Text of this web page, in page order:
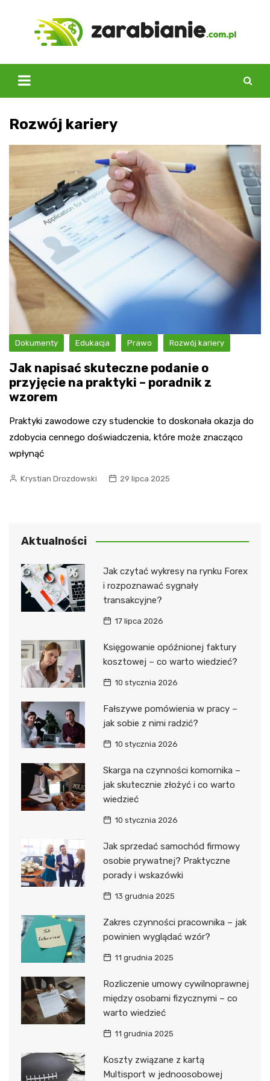
Rozwój kariery
Dokumenty Edukacja Prawo Rozwój kariery
Jak napisać skuteczne podanie o
przyjęcie na praktyki – poradnik z
wzorem
Praktyki zawodowe czy studenckie to doskonała okazja do
zdobycia cennego doświadczenia, które może znacząco
wpłynąć
Krystian Drozdowski 29 lipca 2025
Aktualności
Jak czytać wykresy na rynku Forex
i rozpoznawać sygnały
transakcyjne?
17 lipca 2026
Księgowanie opóźnionej faktury
kosztowej – co warto wiedzieć?
10 stycznia 2026
Fałszywe pomówienia w pracy –
jak sobie z nimi radzić?
10 stycznia 2026
Skarga na czynności komornika –
jak skutecznie złożyć i co warto
wiedzieć
10 stycznia 2026
Jak sprzedać samochód firmowy
osobie prywatnej? Praktyczne
porady i wskazówki
13 grudnia 2025
Zakres czynności pracownika – jak
powinien wyglądać wzór?
11 grudnia 2025
Rozliczenie umowy cywilnoprawnej
między osobami fizycznymi – co
warto wiedzieć
11 grudnia 2025
Koszty związane z kartą
Multisport w jednoosobowej